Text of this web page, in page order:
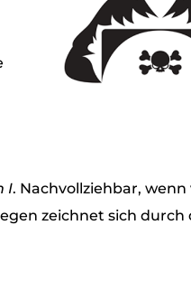
I. Nachvollziehbar, wenn
zeichnet sich durch